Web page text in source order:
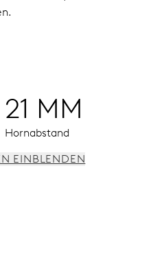
21 MM
Hornabstand
EINBLENDEN